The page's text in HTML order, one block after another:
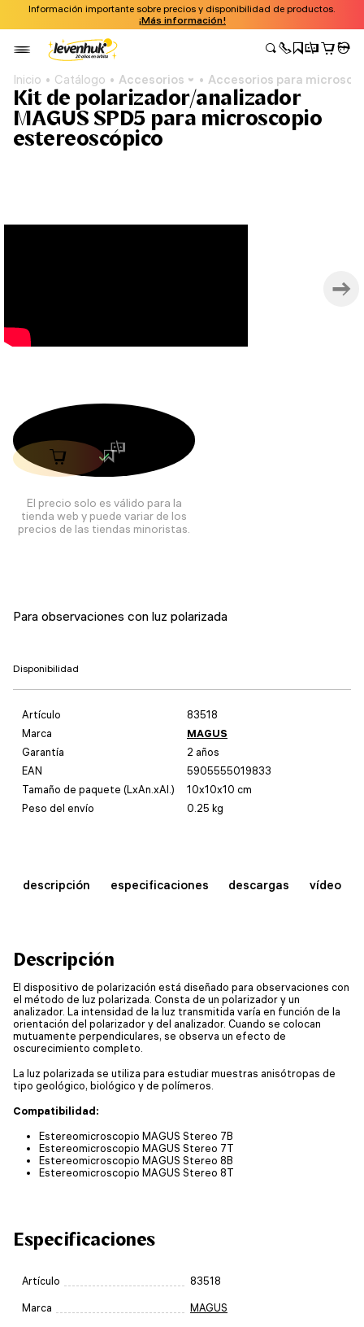
Información importante sobre precios y disponibilidad de productos.
¡Más información!
Inicio Catálogo Accesorios Accesorios para
Kit de polarizador/analizador
MAGUS SPD5 para microscopio
estereoscópico
El precio solo es válido para la
tienda web y puede variar de los
precios de las tiendas minoristas.
Para observaciones con luz polarizada
Disponibilidad
Artículo
83518
Marca
MAGUS
Garantía
2 años
EAN
5905555019833
Tamaño de paquete (LxAn.xAl.)
10x10x10 cm
Peso del envío
0.25 kg
descripción especificaciones descargas vídeo
Descripción
El dispositivo de polarización está diseñado para observaciones con
el método de luz polarizada. Consta de un polarizador y un
analizador. La intensidad de la luz transmitida varía en función de la
orientación del polarizador y del analizador. Cuando se colocan
mutuamente perpendiculares, se observa un efecto de
oscurecimiento completo.
La luz polarizada se utiliza para estudiar muestras anisótropas de
tipo geológico, biológico y de polímeros.
Compatibilidad:
Estereomicroscopio MAGUS Stereo 7B
Estereomicroscopio MAGUS Stereo 7T
Estereomicroscopio MAGUS Stereo 8B
Estereomicroscopio MAGUS Stereo 8T
Especificaciones
Artículo 83518
Marca MAGUS